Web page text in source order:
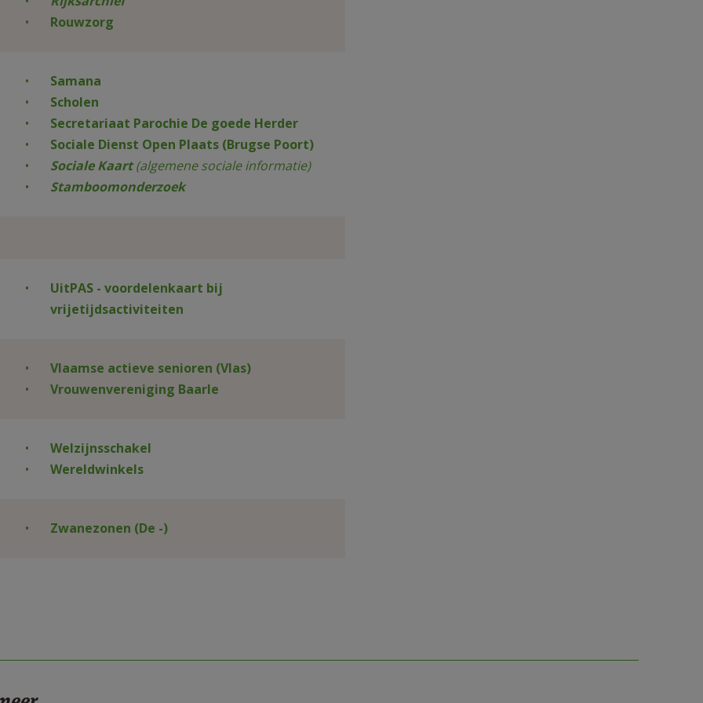
Rouwzorg
Samana
Scholen
Secretariaat Parochie De goede Herder
Sociale Dienst Open Plaats (Brugse Poort)
Sociale Kaart(algemene sociale informatie)
Stamboomonderzoek
UitPAS - voordelenkaart bij
vrijetijdsactiviteiten
Vlaamse actieve senioren (Vlas)
Vrouwenvereniging Baarle
Welzijnsschakel
Wereldwinkels
Zwanezonen (De -)